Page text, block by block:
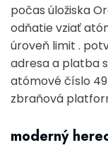
počas úložiska
odňatie vziať
úroveň limit .
adresa a platba
atómové číslo
zbraňová
moderný